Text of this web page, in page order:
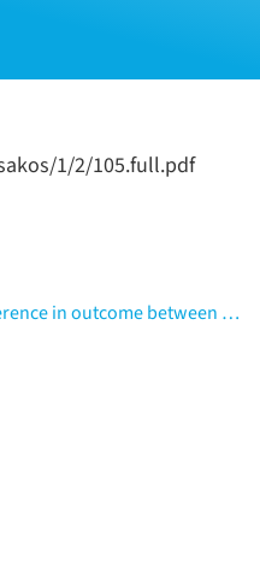
1/2/105.full.pdf
SYSTEMATIC REVIEW_No difference in outcome between early versus delayed weight-bearing following microfracture surgery of the hip, knee or ankle: a systematic review of outcomes and complications